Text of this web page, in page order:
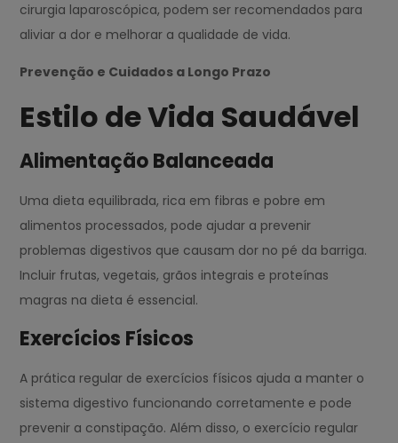
cirurgia laparoscópica, podem ser recomendados para
aliviar a dor e melhorar a qualidade de vida.
Prevenção e Cuidados a Longo Prazo
Estilo de Vida Saudável
Alimentação Balanceada
Uma dieta equilibrada, rica em fibras e pobre em
alimentos processados, pode ajudar a prevenir
problemas digestivos que causam dor no pé da barriga.
Incluir frutas, vegetais, grãos integrais e proteínas
magras na dieta é essencial.
Exercícios Físicos
A prática regular de exercícios físicos ajuda a manter o
sistema digestivo funcionando corretamente e pode
prevenir a constipação. Além disso, o exercício regular